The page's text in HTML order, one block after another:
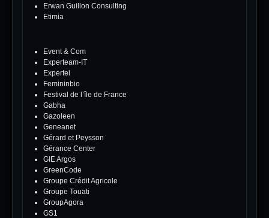
Erwan Guillon Consulting
Etimia
Event & Com
Experteam-IT
Expertel
Femininbio
Festival de l’île de France
Gabha
Gazoleen
Geneanet
Gérard et Peysson
Gérance Center
GIE Argos
GreenCode
Groupe Crédit Agricole
Groupe Touati
GroupAgora
GS1